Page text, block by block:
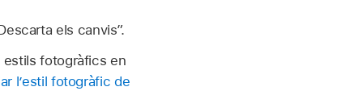
els canvis”.
estils fotogràfics en
l’estil fotogràfic de